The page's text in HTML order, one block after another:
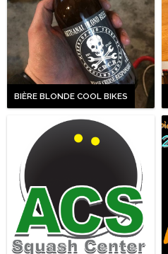
BIÈRE BLONDE COOL BIKES